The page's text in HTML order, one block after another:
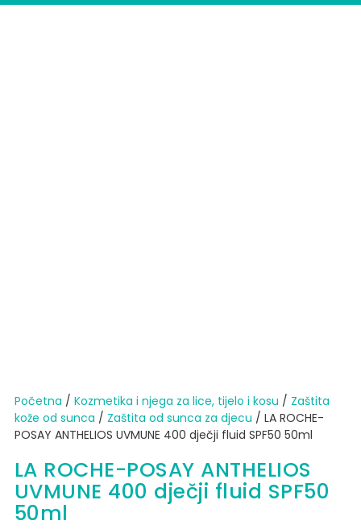
Početna / Kozmetika i njega za lice, tijelo i kosu / Zaštita
kože od sunca​ / Zaštita od sunca za djecu / LA ROCHE-
POSAY ANTHELIOS UVMUNE 400 dječji fluid SPF50 50ml
LA ROCHE-POSAY ANTHELIOS
UVMUNE 400 dječji fluid SPF50
50ml